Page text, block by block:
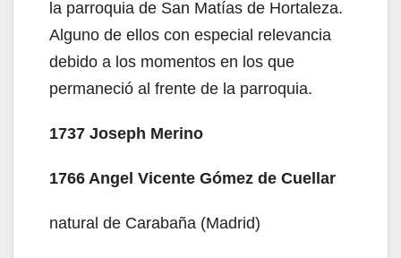
la parroquia de San Matías de Hortaleza.
Alguno de ellos con especial relevancia
debido a los momentos en los que
permaneció al frente de la parroquia.
1737 Joseph Merino
1766 Angel Vicente Gómez de Cuellar
natural de Carabaña (Madrid)